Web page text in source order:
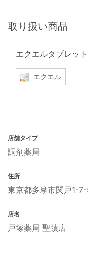
取り扱い商品
エクエルタブレット
エクエル
店舗タイプ
調剤薬局
住所
東京都多摩市関戸1-
店名
戸塚薬局 聖蹟店